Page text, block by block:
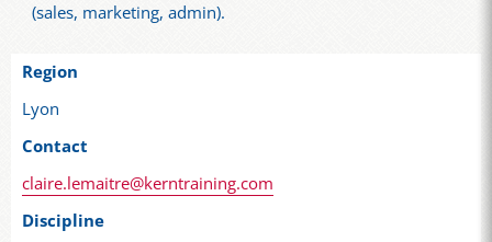
(sales, marketing, admin).
Region
Lyon
Contact
claire.lemaitre@kerntraining.com
Discipline